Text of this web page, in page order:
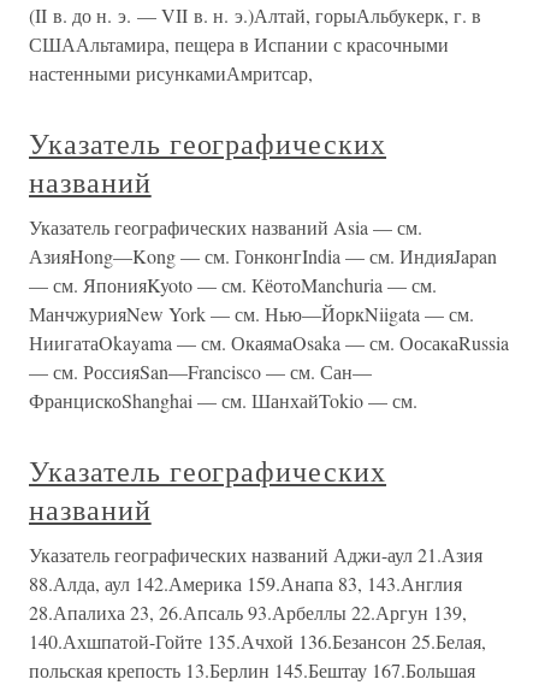
(II в. до н. э. — VII в. н. э.)Алтай, горыАльбукерк, г. в
СШААльтамира, пещера в Испании с красочными
настенными рисункамиАмритсар,
Указатель географических
названий
Указатель географических названий Asia — см.
АзияHong—Kong — см. ГонконгIndia — см. ИндияJapan
— см. ЯпонияKyoto — см. КёотоManchuria — см.
МанчжурияNew York — см. Нью—ЙоркNiigata — см.
НиигатаOkayama — см. ОкаямаOsaka — см. ОосакаRussia
— см. РоссияSan—Francisco — см. Сан—
ФранцискоShanghai — см. ШанхайTokio — см.
Указатель географических
названий
Указатель географических названий Аджи-аул 21.Азия
88.Алда, аул 142.Америка 159.Анапа 83, 143.Англия
28.Апалиха 23, 26.Апсаль 93.Арбеллы 22.Аргун 139,
140.Ахшпатой-Гойте 135.Ачхой 136.Безансон 25.Белая,
польская крепость 13.Берлин 145.Бештау 167.Большая